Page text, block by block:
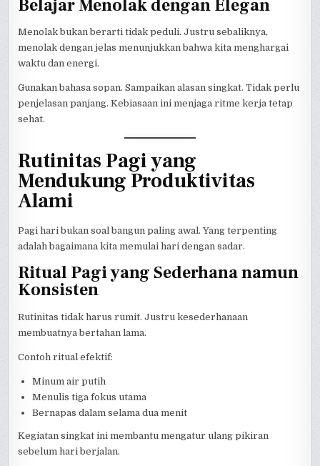
Belajar Menolak dengan Elegan
Menolak bukan berarti tidak peduli. Justru sebaliknya,
menolak dengan jelas menunjukkan bahwa kita menghargai
waktu dan energi.
Gunakan bahasa sopan. Sampaikan alasan singkat. Tidak perlu
penjelasan panjang. Kebiasaan ini menjaga ritme kerja tetap
sehat.
Rutinitas Pagi yang
Mendukung Produktivitas
Alami
Pagi hari bukan soal bangun paling awal. Yang terpenting
adalah bagaimana kita memulai hari dengan sadar.
Ritual Pagi yang Sederhana namun
Konsisten
Rutinitas tidak harus rumit. Justru kesederhanaan
membuatnya bertahan lama.
Contoh ritual efektif:
Minum air putih
Menulis tiga fokus utama
Bernapas dalam selama dua menit
Kegiatan singkat ini membantu mengatur ulang pikiran
sebelum hari berjalan.